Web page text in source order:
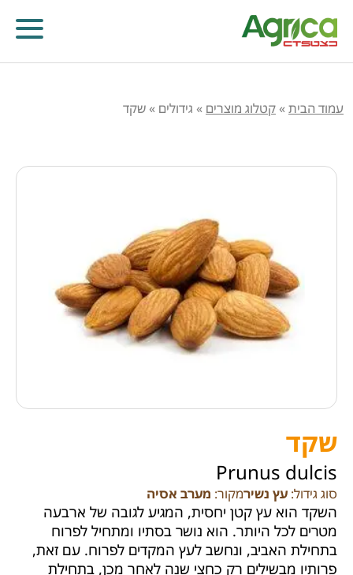
קוטלי עשבים
קוטלי מחלות
קוטלי חרקים
מווסתי צמיחה
דישון עלוותי וביוסטימולנטים
זרעים
שונות
עמוד הבית»קטלוג מוצרים » גידולים »שקד
שקד
Prunus dulcis
סוג גידול: עץ נשירמקור: מערב אסיה
השקד הוא עץ קטן יחסית, המגיע לגובה של ארבעה
מטרים לכל היותר. הוא נושר בסתיו ומתחיל לפרוח
בתחילת האביב, ונחשב לעץ המקדים לפרוח. עם זאת,
פֵרותיו מבשילים רק כחצי שנה לאחר מכן, בתחילת